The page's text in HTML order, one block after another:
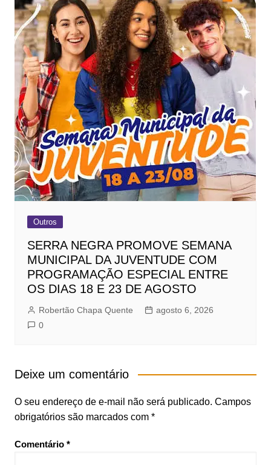
Outros
SERRA NEGRA PROMOVE SEMANA
MUNICIPAL DA JUVENTUDE COM
PROGRAMAÇÃO ESPECIAL ENTRE
OS DIAS 18 E 23 DE AGOSTO
Robertão Chapa Quente
agosto 6, 2026
0
Deixe um comentário
O seu endereço de e-mail não será publicado. Campos
obrigatórios são marcados com *
Comentário *